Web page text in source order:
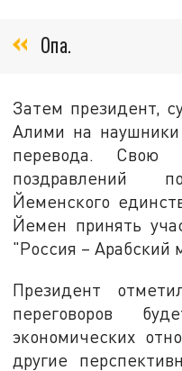
Опа.
Затем президент,
Алими на наушники
перевода.
поздравлений
Йеменского
Йемен принять
"Россия – Арабский
Президент
переговоров
экономических
другие